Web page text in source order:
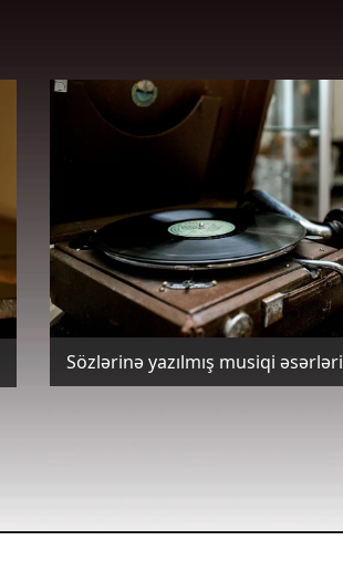
Sözlərinə yazılmış musiqi əsərləri